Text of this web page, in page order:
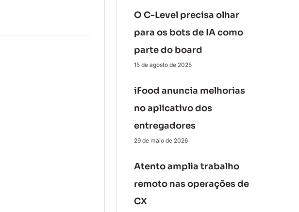
O C-Level precisa olhar
para os bots de IA como
parte do board
15 de agosto de 2025
iFood anuncia melhorias
no aplicativo dos
entregadores
29 de maio de 2026
Atento amplia trabalho
remoto nas operações de
CX